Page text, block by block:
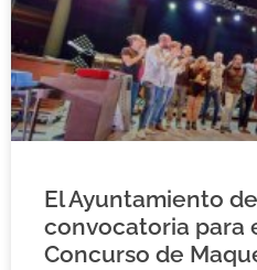
El Ayuntamiento
convocatoria para
Concurso de